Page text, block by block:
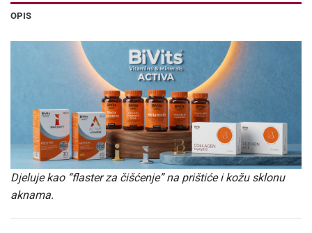
OPIS
Djeluje kao “flaster za čišćenje” na prištiće i kožu sklonu
aknama.